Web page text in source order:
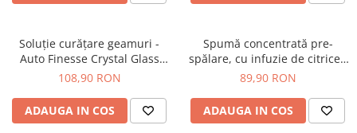
Soluție curățare geamuri -
Auto Finesse Crystal Glass
(500ml)
108,90 RON
ADAUGA IN COS
Spumă concentrată pre-
spălare, cu infuzie de citrice -
Auto Finesse Avalanche (1L)
89,90 RON
ADAUGA IN COS